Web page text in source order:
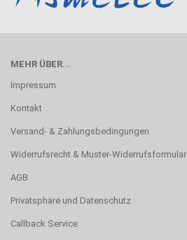
MEHR ÜBER...
Impressum
Kontakt
Versand- & Zahlungsbedingungen
Widerrufsrecht & Muster-Widerrufsformular
AGB
Privatsphäre und Datenschutz
Callback Service